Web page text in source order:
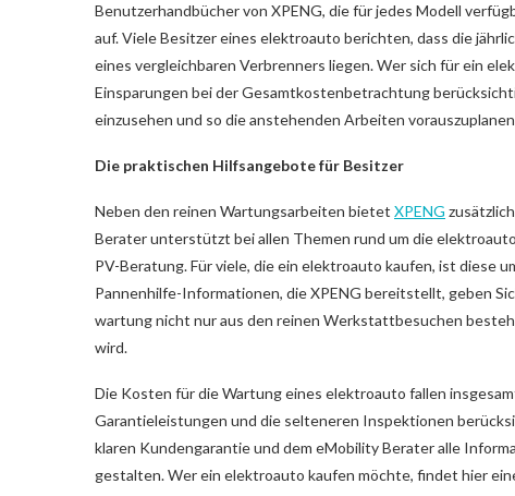
Benutzerhandbücher von XPENG, die für jedes Modell
auf. Viele Besitzer eines elektroauto berichten, dass die
eines vergleichbaren Verbrenners liegen. Wer sich für ein
Einsparungen bei der Gesamtkostenbetrachtung
einzusehen und so die anstehenden Arbeiten
Die praktischen Hilfsangebote für Besitzer
Neben den reinen Wartungsarbeiten bietet XPENG
Berater unterstützt bei allen Themen rund um die
PV-Beratung. Für viele, die ein elektroauto kaufen, ist diese
Pannenhilfe-Informationen, die XPENG bereitstellt, geben
wartung nicht nur aus den reinen Werkstattbesuchen
wird.
Die Kosten für die Wartung eines elektroauto fallen
Garantieleistungen und die selteneren Inspektionen
klaren Kundengarantie und dem eMobility Berater alle
gestalten. Wer ein elektroauto kaufen möchte, findet hier